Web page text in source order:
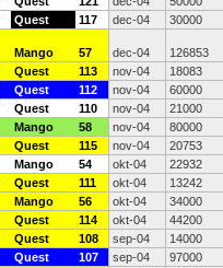
Quest 117 dec-04 30000
Mango 57 dec-04 126853
Quest 113 nov-04 18083
Quest 112 nov-04 60000
Quest 110 nov-04 21000
Mango 58 nov-04 80000
Quest 115 nov-04 20753
Mango 54 okt-04 22932
Quest 111 okt-04 13242
Mango 56 okt-04 34000
Quest 114 okt-04 44200
Quest 108 sep-04 14000
Quest 107 sep-04 97000